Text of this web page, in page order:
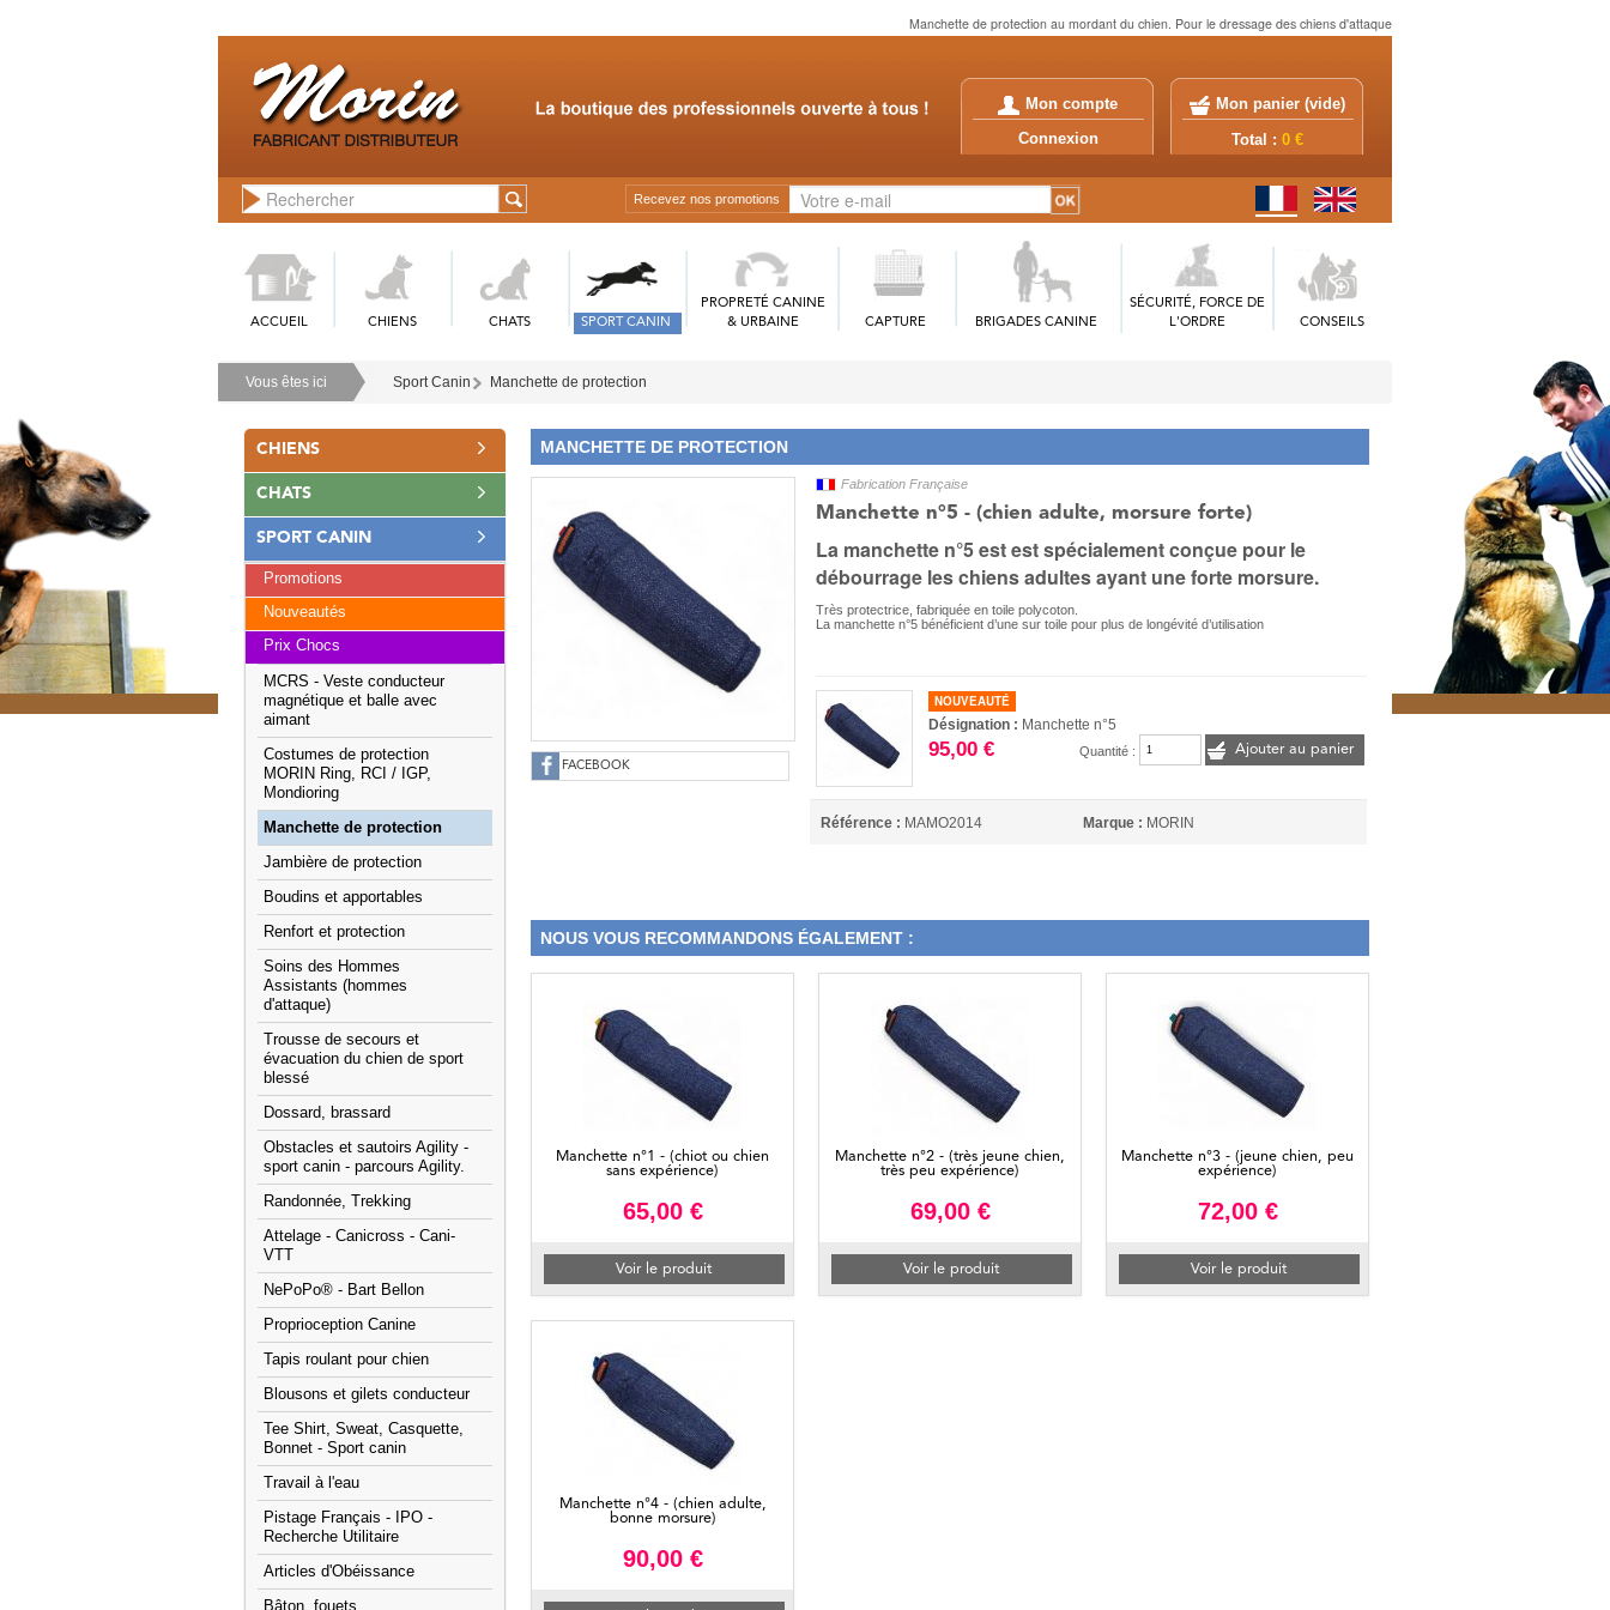
Manchette de protection au mordant du chien. Pour le dressage des chiens d'attaque
Mon compte
Connexion
Mon panier (vide)
Total : 0 €
Recevez nos promotions
ACCUEIL CHIENS CHATS SPORT CANIN
PROPRETÉ CANINE
& URBAINE
CAPTURE BRIGADES CANINE
SÉCURITÉ, FORCE DE
L'ORDRE
CONSEILS
Vous êtes ici Sport Canin Manchette de protection
CHIENS
CHATS
SPORT CANIN
Promotions
Nouveautés
Prix Chocs
MCRS - Veste conducteur
magnétique et balle avec
aimant
Costumes de protection
MORIN Ring, RCI / IGP,
Mondioring
Manchette de protection
Jambière de protection
Boudins et apportables
Renfort et protection
Soins des Hommes
Assistants (hommes
d'attaque)
Trousse de secours et
évacuation du chien de sport
blessé
Dossard, brassard
Obstacles et sautoirs Agility -
sport canin - parcours Agility.
Randonnée, Trekking
Attelage - Canicross - Cani-
VTT
NePoPo® - Bart Bellon
Proprioception Canine
Tapis roulant pour chien
Blousons et gilets conducteur
Tee Shirt, Sweat, Casquette,
Bonnet - Sport canin
Travail à l'eau
Pistage Français - IPO -
Recherche Utilitaire
Articles d'Obéissance
Bâton, fouets
MANCHETTE DE PROTECTION
FACEBOOK
Fabrication Française
Manchette n°5 - (chien adulte, morsure forte)
La manchette n°5 est est spécialement conçue pour le
débourrage les chiens adultes ayant une forte morsure.
Très protectrice, fabriquée en toile polycoton.
La manchette n°5 bénéficient d’une sur toile pour plus de longévité d’utilisation
NOUVEAUTÉ
Désignation : Manchette n°5
95,00 € Quantité : Ajouter au panier
Référence : MAMO2014 Marque : MORIN
NOUS VOUS RECOMMANDONS ÉGALEMENT :
Manchette n°1 - (chiot ou chien
sans expérience)
65,00 €
Voir le produit
Manchette n°2 - (très jeune chien,
très peu expérience)
69,00 €
Voir le produit
Manchette n°3 - (jeune chien, peu
expérience)
72,00 €
Voir le produit
Manchette n°4 - (chien adulte,
bonne morsure)
90,00 €